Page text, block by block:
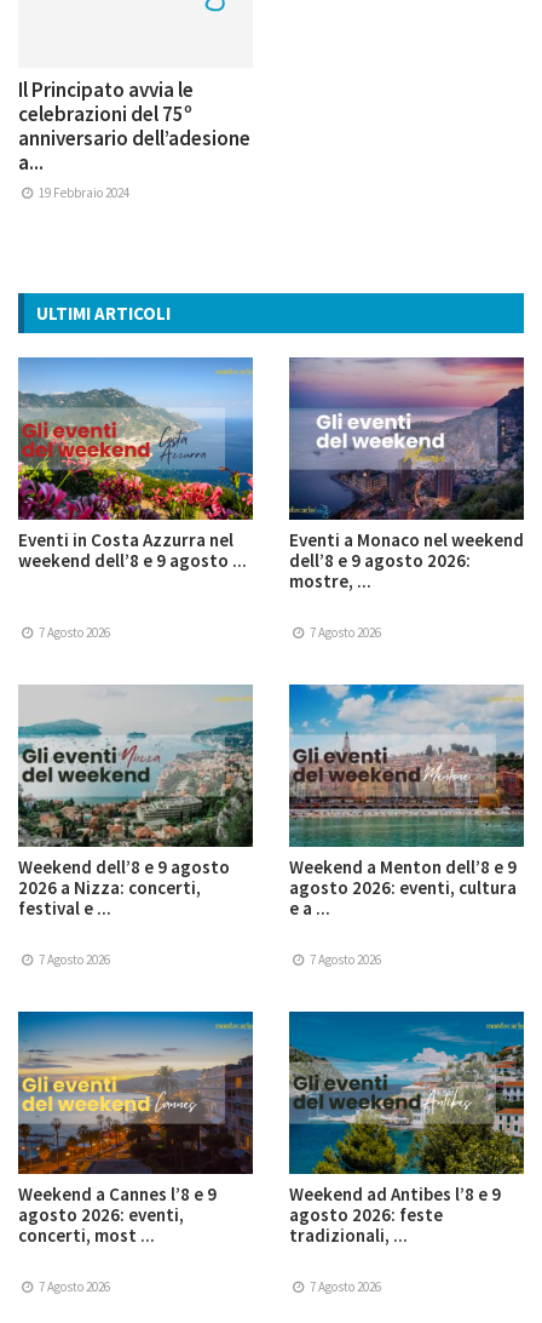
Il Principato avvia le
celebrazioni del 75º
anniversario dell’adesione
a...
19 Febbraio 2024
ULTIMI ARTICOLI
Eventi in Costa Azzurra nel
weekend dell’8 e 9 agosto ...
7 Agosto 2026
Eventi a Monaco nel weekend
dell’8 e 9 agosto 2026:
mostre, ...
7 Agosto 2026
Weekend dell’8 e 9 agosto
2026 a Nizza: concerti,
festival e ...
7 Agosto 2026
Weekend a Menton dell’8 e 9
agosto 2026: eventi, cultura
e a ...
7 Agosto 2026
Weekend a Cannes l’8 e 9
agosto 2026: eventi,
concerti, most ...
7 Agosto 2026
Weekend ad Antibes l’8 e 9
agosto 2026: feste
tradizionali, ...
7 Agosto 2026